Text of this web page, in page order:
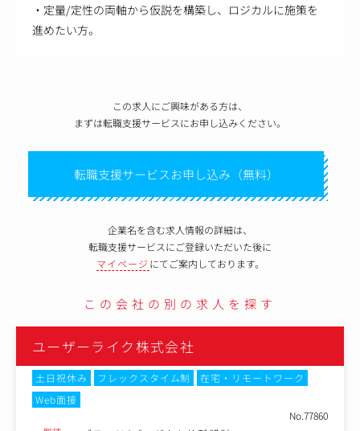
・定量/定性の両軸から仮説を構築し、ロジカルに施策を
進めたい方。
この求人にご興味がある方は、
まずは転職支援サービスにお申し込みください。
転職支援サービスお申し込み（無料）
企業名を含む求人情報の詳細は、
転職支援サービスにご登録いただいた後に
マイページ にてご案内しております。
この会社の別の求人を探す
ユーザーライク株式会社
土日祝休み フレックスタイム制
在宅・リモートワーク
Web面接
No.77860